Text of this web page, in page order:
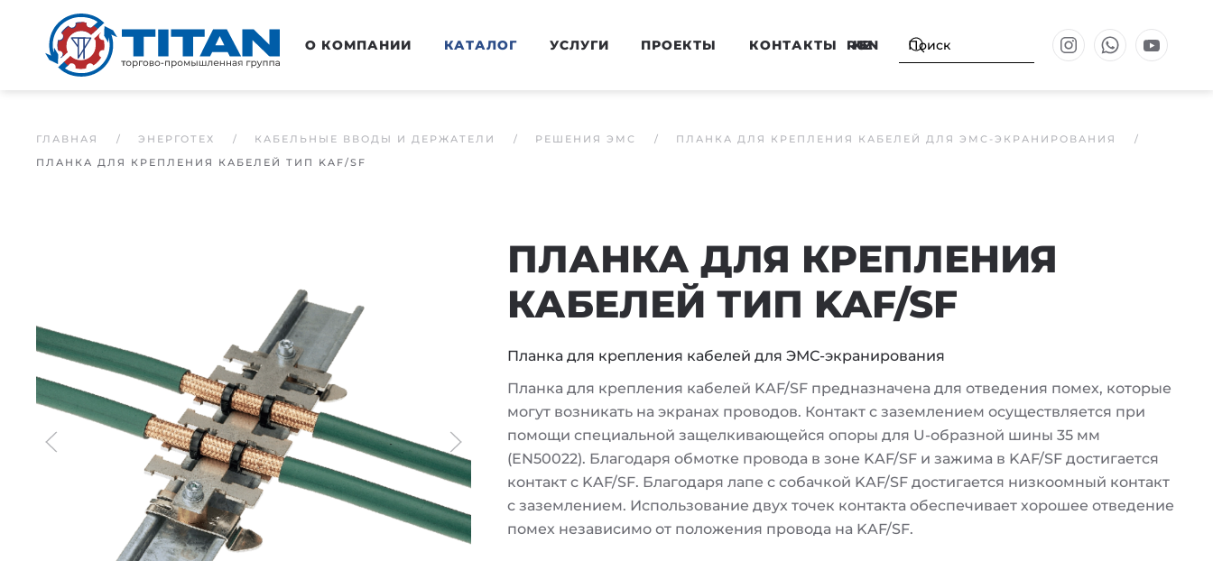
Перейти к основному содержанию О КОМПАНИИ КАТАЛОГ УСЛУГИ ПРОЕКТЫ КОНТАКТЫ RU
KZ
EN
ГЛАВНАЯ ЭНЕРГОТЕХ КАБЕЛЬНЫЕ ВВОДЫ И ДЕРЖАТЕЛИ РЕШЕНИЯ ЭМС
ПЛАНКА ДЛЯ КРЕПЛЕНИЯ КАБЕЛЕЙ ДЛЯ ЭМС-ЭКРАНИРОВАНИЯ
ПЛАНКА ДЛЯ КРЕПЛЕНИЯ КАБЕЛЕЙ ТИП KAF/SF
ПЛАНКА ДЛЯ КРЕПЛЕНИЯ
КАБЕЛЕЙ ТИП KAF/SF
Планка для крепления кабелей для ЭМС-экранирования
Планка для крепления кабелей KAF/SF предназначена для отведения помех, которые
могут возникать на экранах проводов. Контакт с заземлением осуществляется при
помощи специальной защелкивающейся опоры для U-образной шины 35 мм
(EN50022). Благодаря обмотке провода в зоне KAF/SF и зажима в KAF/SF достигается
контакт с KAF/SF. Благодаря лапе с собачкой KAF/SF достигается низкоомный контакт
с заземлением. Использование двух точек контакта обеспечивает хорошее отведение
помех независимо от положения провода на KAF/SF.